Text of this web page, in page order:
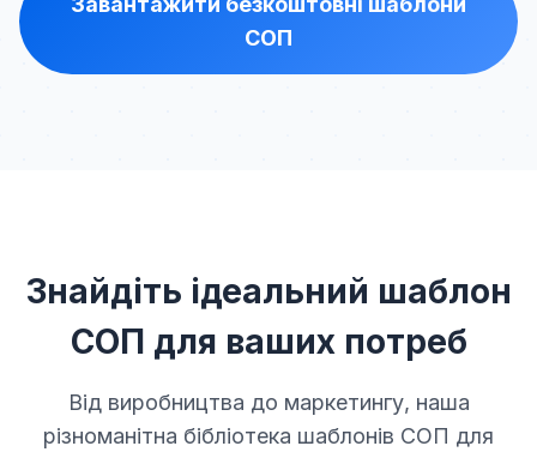
СОП
Знайдіть ідеальний шаблон
СОП для ваших потреб
Від виробництва до маркетингу, наша
різноманітна бібліотека шаблонів СОП для